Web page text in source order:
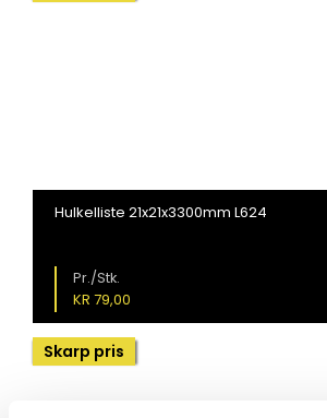
Hulkelliste 21x21x3300mm L624
Pr./Stk.
KR 79,00
Skarp pris